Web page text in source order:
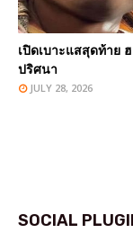
เปิดเบาะแสสุดท้าย
ปริศนา
JULY 28, 2026
SOCIAL